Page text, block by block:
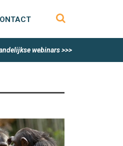
webinars >>>